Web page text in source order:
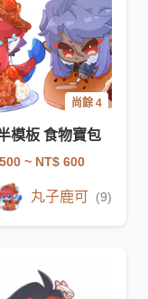
尚餘 4
模板 食物寶包
~ NT$ 600
丸子鹿可 (9)